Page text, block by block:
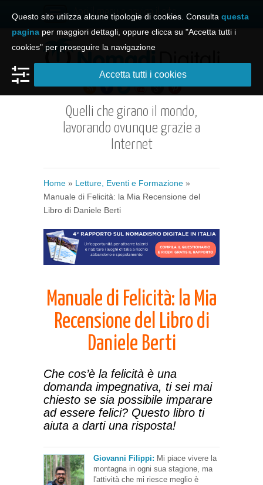
Apri il menu e naviga il sito
Quelli che girano il mondo,
lavorando ovunque grazie a
Internet
Home » Letture, Eventi e Formazione »
Manuale di Felicità: la Mia Recensione del
Libro di Daniele Berti
Manuale di Felicità: la Mia
Recensione del Libro di
Daniele Berti
Che cos’è la felicità è una
domanda impegnativa, ti sei mai
chiesto se sia possibile imparare
ad essere felici? Questo libro ti
aiuta a darti una risposta!
Giovanni Filippi: Mi piace vivere la
montagna in ogni sua stagione, ma
l'attività che mi riesce meglio è
Questo sito utilizza alcune tipologie di cookies. Consulta questa
pagina per maggiori dettagli, oppure clicca su "Accetta tutti i
cookies" per proseguire la navigazione
Accetta tutti i cookies